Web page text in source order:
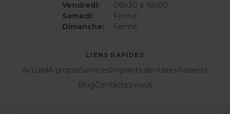
Vendredi:
08h30 à 16h00
Samedi:
Fermé
Dimanche:
Fermé
LIENS RAPIDES
Accueil À proposServices Implants dentairesPatients
BlogContactez-nous